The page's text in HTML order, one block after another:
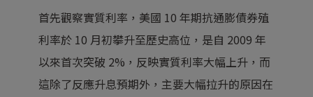
首先觀察實質利率，美國 10 年期抗通膨債券殖
利率於 10 月初攀升至歷史高位，是自 2009 年
以來首次突破 2%，反映實質利率大幅上升，而
這除了反應升息預期外，主要大幅拉升的原因在